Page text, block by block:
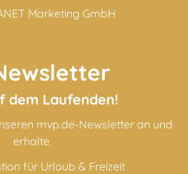
Marketing GmbH
dem Laufenden!
mvp.de-Newsletter an und
erhalte
für Urlaub & Freizeit